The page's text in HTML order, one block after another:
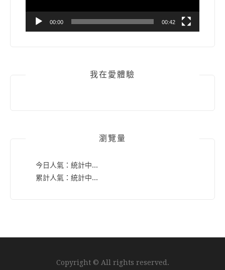
00:00 00:42
我在愛體驗
瀏覽量
今日人氣： 統計中...
累計人氣： 統計中...
Copyright © All rights reserved.